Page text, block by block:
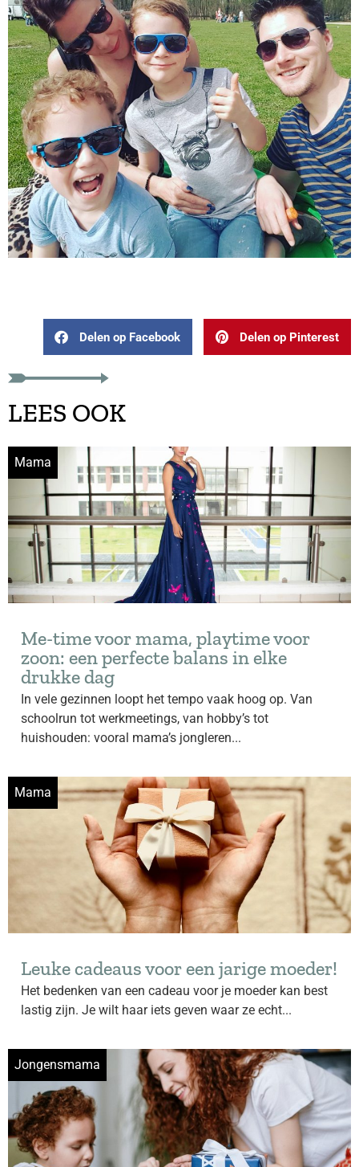
Delen op Facebook Delen op Pinterest
LEES OOK
Mama
Me-time voor mama, playtime voor
zoon: een perfecte balans in elke
drukke dag
In vele gezinnen loopt het tempo vaak hoog op. Van
schoolrun tot werkmeetings, van hobby’s tot
huishouden: vooral mama’s jongleren...
Mama
Leuke cadeaus voor een jarige moeder!
Het bedenken van een cadeau voor je moeder kan best
lastig zijn. Je wilt haar iets geven waar ze echt...
Jongensmama